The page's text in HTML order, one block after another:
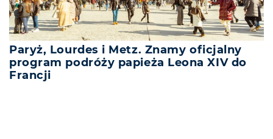
Paryż, Lourdes i Metz. Znamy oficjalny
program podróży papieża Leona XIV do
Francji